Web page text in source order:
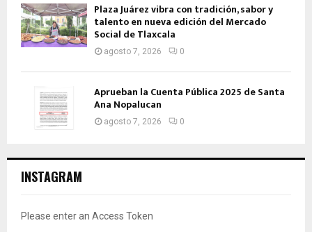
Plaza Juárez vibra con tradición, sabor y
talento en nueva edición del Mercado
Social de Tlaxcala
agosto 7, 2026 0
Aprueban la Cuenta Pública 2025 de Santa
Ana Nopalucan
agosto 7, 2026 0
INSTAGRAM
Please enter an Access Token